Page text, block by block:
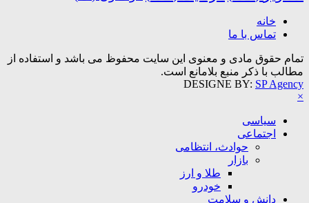
خانه
تماس با ما
تمام حقوق مادی و معنوی این سایت محفوظ می باشد و استفاده از
مطالب با ذکر منبع بلامانع است.
DESIGNE BY: SP Agency
×
سیاسی
اجتماعی
حوادث، انتظامی
بازار
طلا و ارز
خودرو
دانش و سلامت